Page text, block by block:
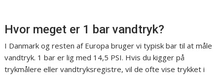
Hvor meget er 1 bar vandtryk?
I Danmark og resten af Europa bruger vi typisk bar til at måle
vandtryk. 1 bar er lig med 14,5 PSI. Hvis du kigger på
trykmålere eller vandtryksregistre, vil de ofte vise trykket i